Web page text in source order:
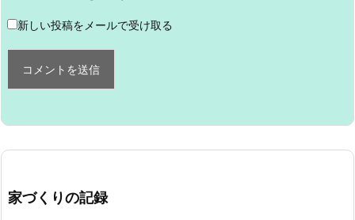
新しい投稿をメールで受け取る
家づくりの記録